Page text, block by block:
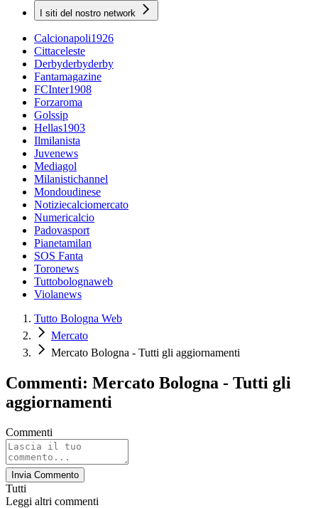
I siti del nostro network
Calcionapoli1926
Cittaceleste
Derbyderbyderby
Fantamagazine
FCInter1908
Forzaroma
Golssip
Hellas1903
Ilmilanista
Juvenews
Mediagol
Milanistichannel
Mondoudinese
Notiziecalciomercato
Numericalcio
Padovasport
Pianetamilan
SOS Fanta
Toronews
Tuttobolognaweb
Violanews
Tutto Bologna Web
Mercato
Mercato Bologna - Tutti gli aggiornamenti
Commenti: Mercato Bologna - Tutti gli
aggiornamenti
Commenti
Invia Commento
Tutti
Leggi altri commenti